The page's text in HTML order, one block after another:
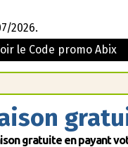
2026.
le Code promo Abix
gratuite en payant